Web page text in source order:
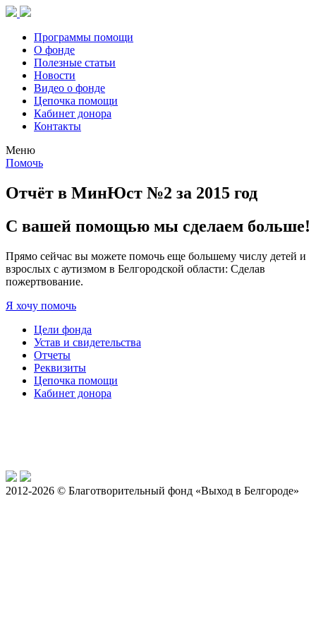
Программы помощи
О фонде
Полезные статьи
Новости
Видео о фонде
Цепочка помощи
Кабинет донора
Контакты
Меню
Помочь
Отчёт в МинЮст №2 за 2015 год
С вашей помощью мы сделаем больше!
Прямо сейчас вы можете помочь еще большему числу детей и
взрослых с аутизмом в Белгородской области: Сделав
пожертвование.
Я хочу помочь
Цели фонда
Устав и свидетельства
Отчеты
Реквизиты
Цепочка помощи
Кабинет донора
2012-2026 © Благотворительный фонд «Выход в Белгороде»